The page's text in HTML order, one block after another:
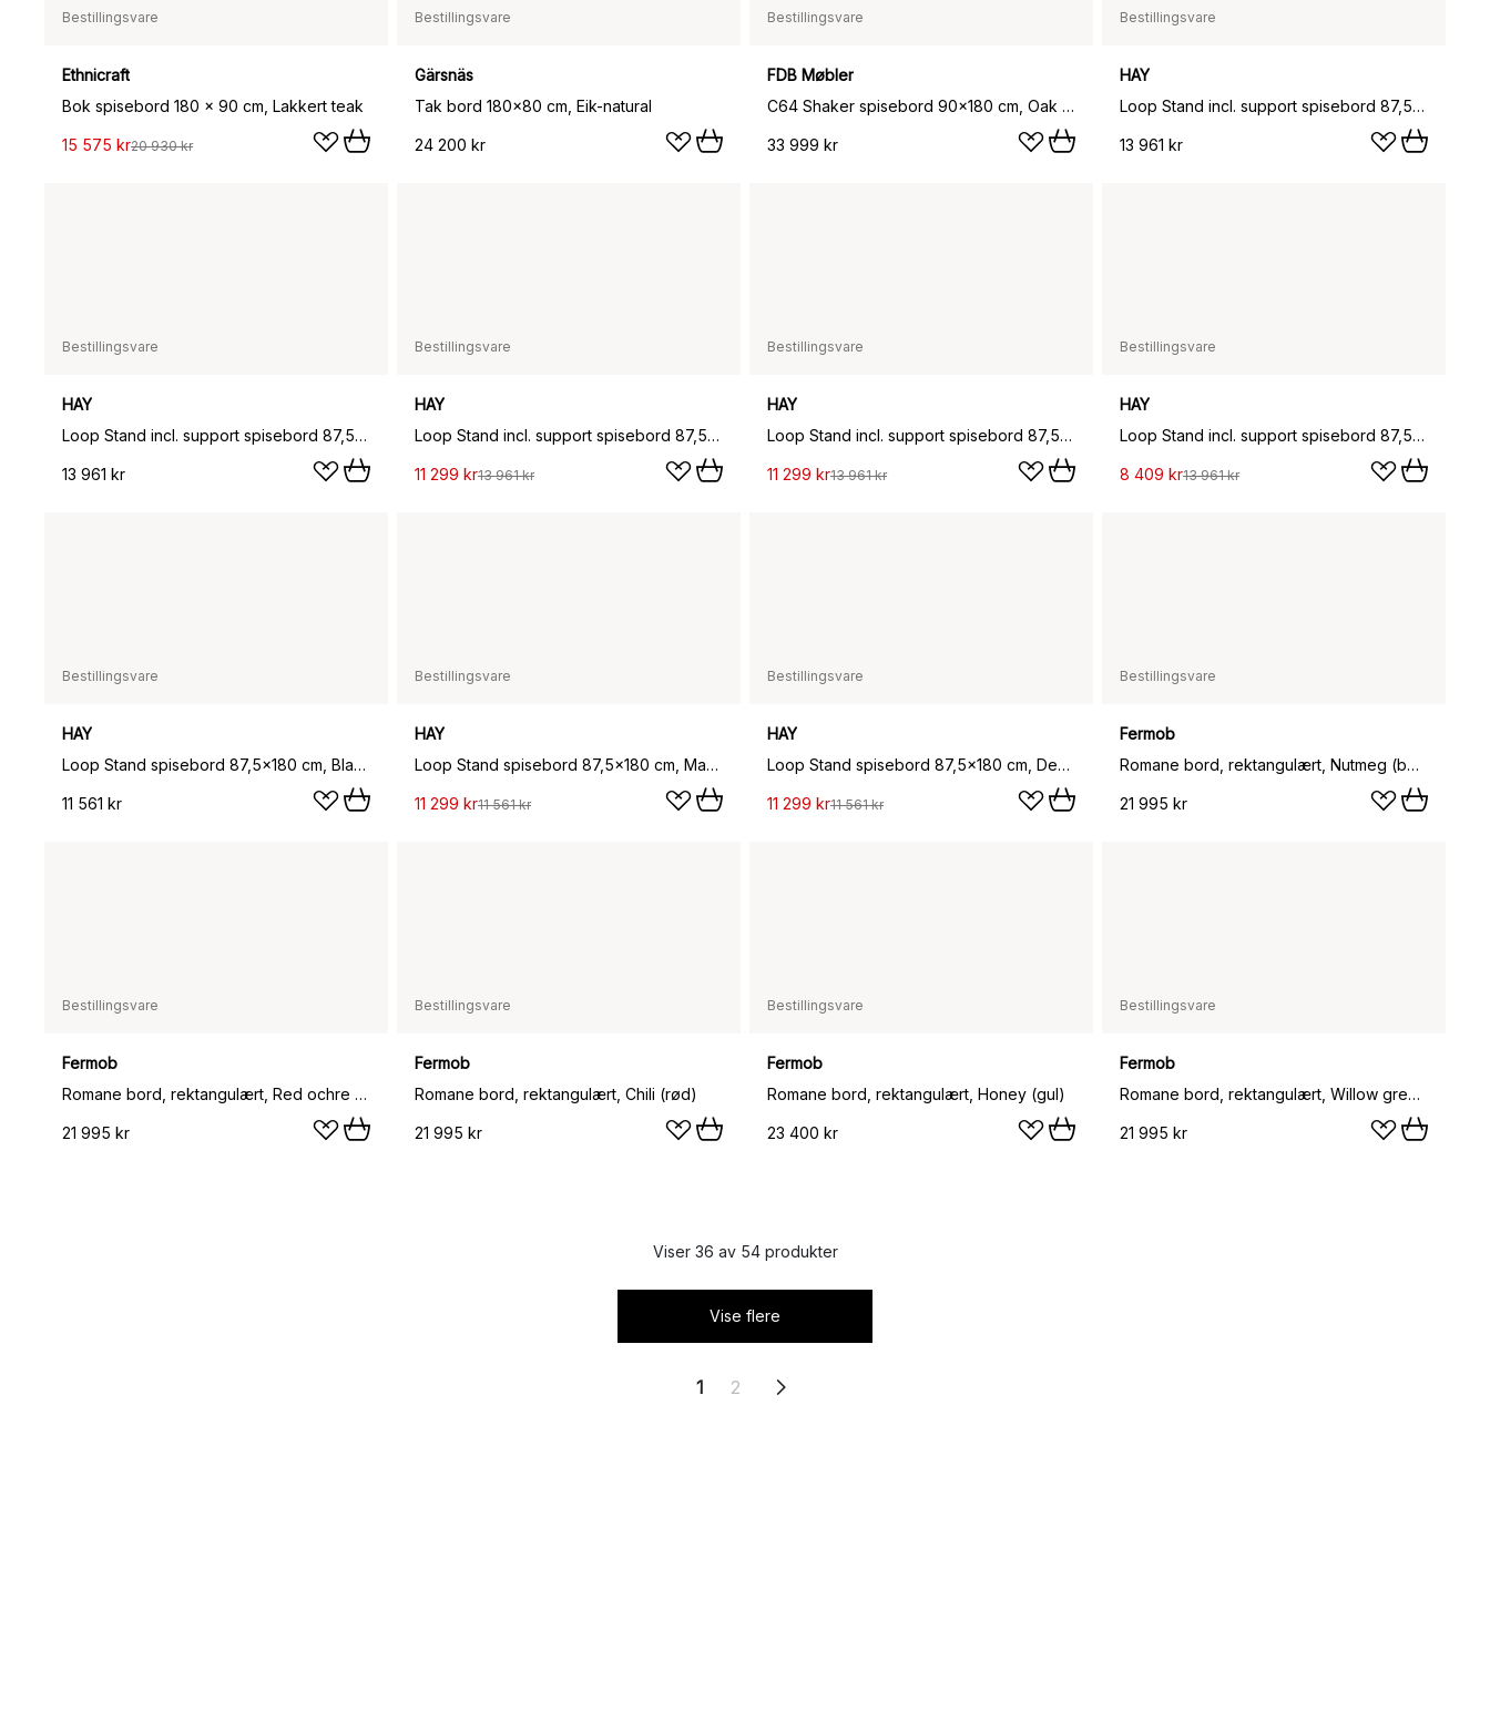
Bestillingsvare
Ethnicraft
Bok spisebord 180 x 90 cm, Lakkert teak
15 575 kr20 930 kr
Bestillingsvare
Gärsnäs
Tak bord 180x80 cm, Eik-natural
24 200 kr
Bestillingsvare
FDB Møbler
C64 Shaker spisebord 90x180 cm, Oak nature oiled
33 999 kr
Bestillingsvare
HAY
Loop Stand incl. support spisebord 87,5x180 cm, Black-black linoleum-lacq. ash
13 961 kr
Bestillingsvare
HAY
Loop Stand incl. support spisebord 87,5x180 cm, Black-clear lacq. oak
13 961 kr
Bestillingsvare
HAY
Loop Stand incl. support spisebord 87,5x180 cm, Deep blue-clear lacq. oak
11 299 kr13 961 kr
Bestillingsvare
HAY
Loop Stand incl. support spisebord 87,5x180 cm, Maroon red-clear lacq. oak
11 299 kr13 961 kr
Bestillingsvare
HAY
Loop Stand incl. support spisebord 87,5x180 cm, White-white laminate-plywood
8 409 kr13 961 kr
Bestillingsvare
HAY
Loop Stand spisebord 87,5x180 cm, Black-clear lacq. oak
11 561 kr
Bestillingsvare
HAY
Loop Stand spisebord 87,5x180 cm, Maroon red-clear lacq. oak
11 299 kr11 561 kr
Bestillingsvare
HAY
Loop Stand spisebord 87,5x180 cm, Deep blue-clear lacq. oak
11 299 kr11 561 kr
Bestillingsvare
Fermob
Romane bord, rektangulært, Nutmeg (beige)
21 995 kr
Bestillingsvare
Fermob
Romane bord, rektangulært, Red ochre (rød)
21 995 kr
Bestillingsvare
Fermob
Romane bord, rektangulært, Chili (rød)
21 995 kr
Bestillingsvare
Fermob
Romane bord, rektangulært, Honey (gul)
23 400 kr
Bestillingsvare
Fermob
Romane bord, rektangulært, Willow green (grønn)
21 995 kr
Viser 36 av 54 produkter
Vise flere
1 2